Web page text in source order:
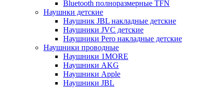
Bluetooth полноразмерные TFN
Наушнки детские
Наушник JBL накладные детские
Наушники JVC детские
Наушники Pero накладные детские
Наушники проводные
Наушники 1MORE
Наушники AKG
Наушники Apple
Наушники JBL